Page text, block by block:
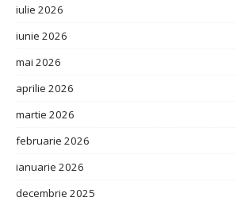
iulie 2026
iunie 2026
mai 2026
aprilie 2026
martie 2026
februarie 2026
ianuarie 2026
decembrie 2025